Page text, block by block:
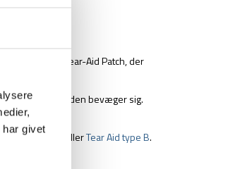
har givet
kendt som Tear-Aid Patch, der
hvor overfladen bevæger sig.
Tear Aid type a ellerTear Aid type B.